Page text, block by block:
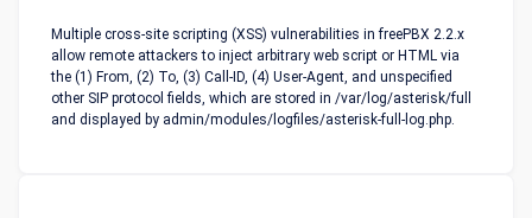
Multiple cross-site scripting (XSS) vulnerabilities in freePBX 2.2.x
allow remote attackers to inject arbitrary web script or HTML via
the (1) From, (2) To, (3) Call-ID, (4) User-Agent, and unspecified
other SIP protocol fields, which are stored in /var/log/asterisk/full
and displayed by admin/modules/logfiles/asterisk-full-log.php.